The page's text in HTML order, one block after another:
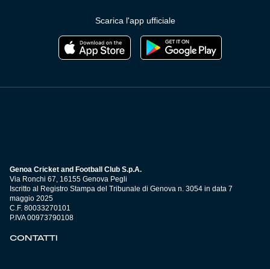
Scarica l'app ufficiale
Genoa Cricket and Football Club S.p.A.
Via Ronchi 67, 16155 Genova Pegli
Iscritto al Registro Stampa del Tribunale di Genova n. 3054 in data 7
maggio 2025
C.F. 80033270101
P.IVA 00973790108
CONTATTI